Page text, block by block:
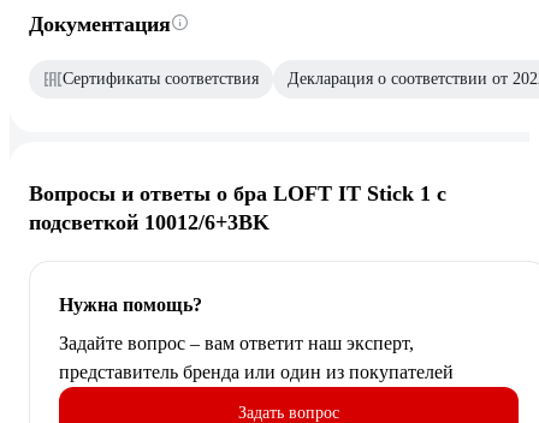
Документация
Сертификаты соответствия Декларация о соответствии от
Вопросы и ответы о бра LOFT IT Stick 1 с
подсветкой 10012/6+3BK
Нужна помощь?
Задайте вопрос – вам ответит наш эксперт,
представитель бренда или один из покупателей
Задать вопрос